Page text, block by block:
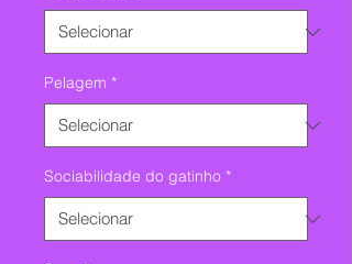
Pelagem *
Sociabilidade do gatinho *